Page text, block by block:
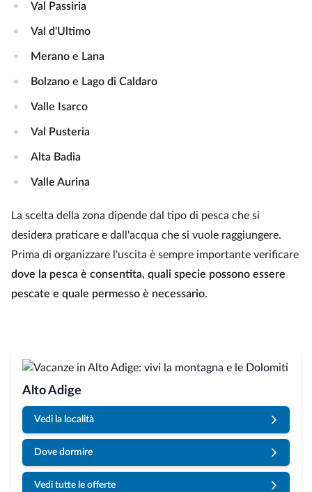
Val Passiria
Val d'Ultimo
Merano e Lana
Bolzano e Lago di Caldaro
Valle Isarco
Val Pusteria
Alta Badia
Valle Aurina
La scelta della zona dipende dal tipo di pesca che si
desidera praticare e dall'acqua che si vuole raggiungere.
Prima di organizzare l'uscita è sempre importante verificare
dove la pesca è consentita, quali specie possono essere
pescate e quale permesso è necessario.
Alto Adige
Vedi la località
Dove dormire
Vedi tutte le offerte